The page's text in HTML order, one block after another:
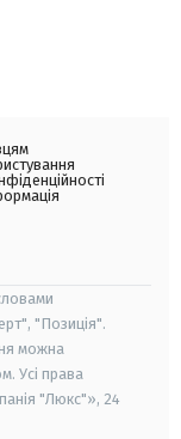
"Позиція".
можна
Усі права
"Люкс"», 24